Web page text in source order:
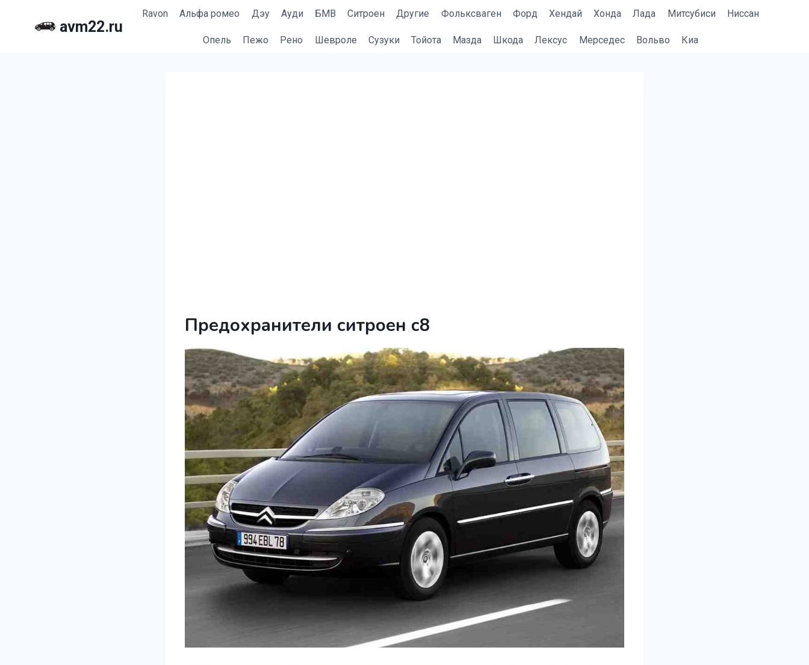
avm22.ru
Ravon Альфа ромео Дэу Ауди БМВ Cитроен Другие Фольксваген Форд Хендай Хонда Лада Митсубиси Ниссан
Опель Пежо Рено Шевроле Сузуки Тойота Мазда Шкода Лексус Мерседес Вольво Киа
Предохранители ситроен с8